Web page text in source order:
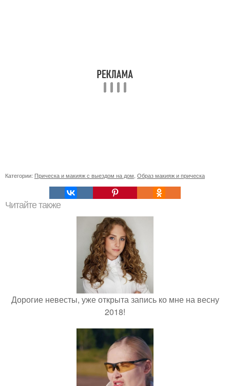
Категории: Прическа и макияж с выездом на дом, Образ макияж и прическа
Читайте также
Дорогие невесты, уже открыта запись ко мне на весну
2018!